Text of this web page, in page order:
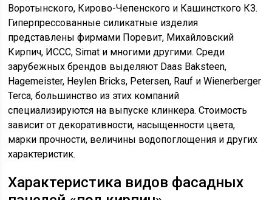
Воротынского, Кирово-Чепенского и Кашинсткого КЗ.
Гиперпрессованные силикатные изделия
представлены фирмами Поревит, Михайловский
Кирпич, ИССС, Simat и многими другими. Среди
зарубежных брендов выделяют Daas Baksteen,
Hagemeister, Heylen Bricks, Petersen, Rauf и Wienerberger
Terca, большинство из этих компаний
специализируются на выпуске клинкера. Стоимость
зависит от декоративности, насыщенности цвета,
марки прочности, величины водопоглощения и других
характеристик.
Характеристика видов фасадных